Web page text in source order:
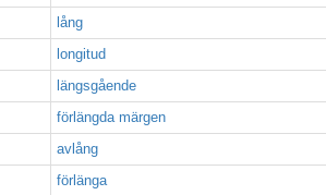
lång
longitud
längsgående
förlängda märgen
avlång
förlänga